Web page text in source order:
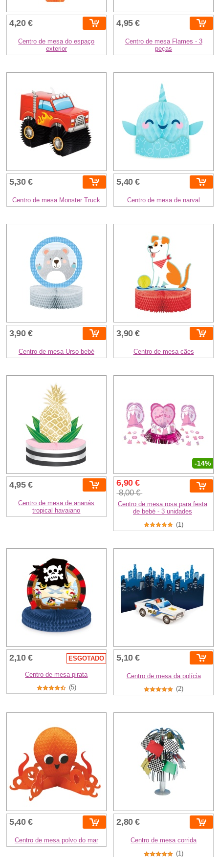
4,20 €
Centro de mesa do espaço
exterior
4,95 €
Centro de mesa Flames - 3
peças
5,30 €
Centro de mesa Monster Truck
5,40 €
Centro de mesa de narval
3,90 €
Centro de mesa Urso bebé
3,90 €
Centro de mesa cães
4,95 €
Centro de mesa de ananás
tropical havaiano
-14%
6,90 €
8,00 €
Centro de mesa rosa para festa
de bebé - 3 unidades
(1)
2,10 € ESGOTADO
Centro de mesa pirata
(5)
5,10 €
Centro de mesa da polícia
(2)
5,40 €
Centro de mesa polvo do mar
2,80 €
Centro de mesa corrida
(1)